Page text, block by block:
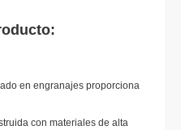
en engranajes proporciona
con materiales de alta